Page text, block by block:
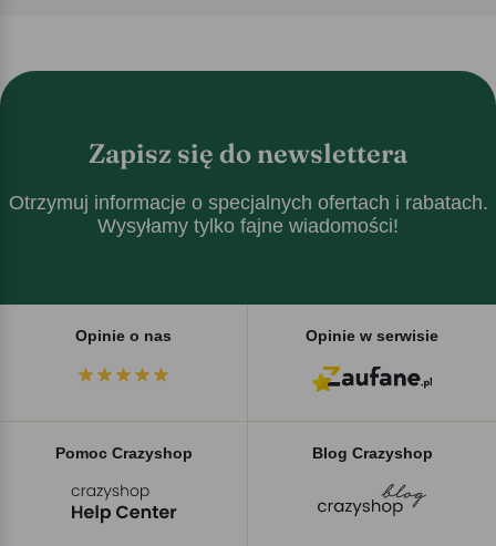
Zapisz się do newslettera
Otrzymuj informacje o specjalnych ofertach i rabatach.
Wysyłamy tylko fajne wiadomości!
Opinie o nas Opinie w serwisie
Pomoc Crazyshop Blog Crazyshop